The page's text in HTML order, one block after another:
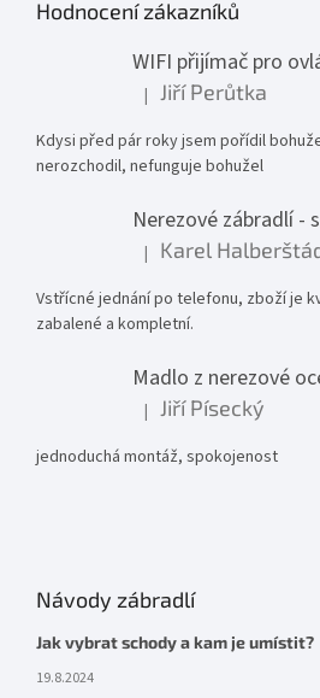
Hodnocení zákazníků
WIFI přijímač pro
Hodnocení produktu je 1
| Jiří Perůtka
Kdysi před pár roky jsem pořídil
nerozchodil, nefunguje bohužel
Hodnocení produktu je 5
| Karel
Vstřícné jednání po telefonu, zboží je
zabalené a kompletní.
Hodnocení produktu je 5
| Jiří Písecký
jednoduchá montáž, spokojenost
Návody zábradlí
Jak vybrat schody a kam je umístit?
19.8.2024